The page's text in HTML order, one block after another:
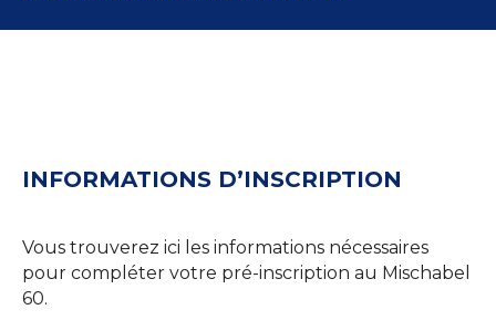
INFORMATIONS D’INSCRIPTION
Vous trouverez ici les informations nécessaires
pour compléter votre pré-inscription au Mischabel
60.